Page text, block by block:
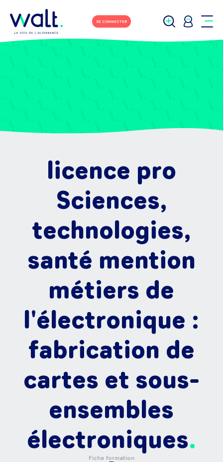
SE CONNECTER
licence pro
Sciences,
technologies,
santé mention
métiers de
l'électronique :
fabrication de
cartes et sous-
ensembles
électroniques
Fiche formation